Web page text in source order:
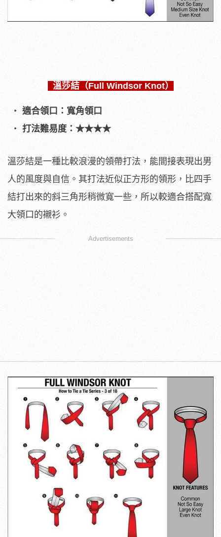
溫莎結（Full Windsor Knot）
適合領口：寬角領口
打法難易度：★★★★
溫莎結是一種比較浪漫的領帶打法，能間接表現出男
人的風度與自信。其打法近似正方形的領形，比四手
結打出來的斜三角形稍微寬一些，所以較適合搭配寬
大領口的襯衫。
Advertisements